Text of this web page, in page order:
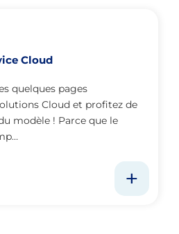
Cloud
quelques pages
Cloud et profitez de
modèle ! Parce que le